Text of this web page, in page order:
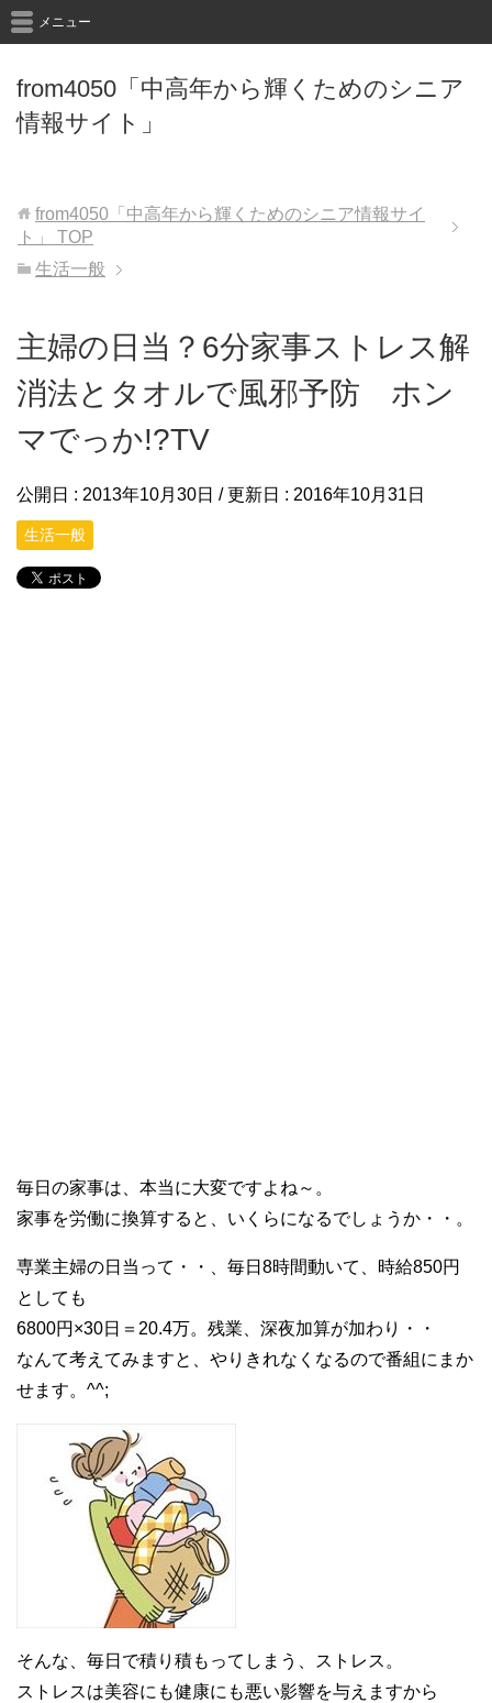
from4050「中高年から輝くためのシニア
情報サイト」
メニュー
from4050「中高年から輝くためのシニア情報サイ
ト」
TOP
生活一般
主婦の日当？6分家事ストレス解
消法とタオルで風邪予防 ホン
マでっか!?TV
公開日 : 2013年10月30日 / 更新日 : 2016年10月31日
生活一般
毎日の家事は、本当に大変ですよね～。
家事を労働に換算すると、いくらになるでしょうか・・。
専業主婦の日当って・・、毎日8時間動いて、時給850円
としても
6800円×30日＝20.4万。残業、深夜加算が加わり・・
なんて考えてみますと、やりきれなくなるので番組にまか
せます。^^;
そんな、毎日で積り積もってしまう、ストレス。
ストレスは美容にも健康にも悪い影響を与えますから